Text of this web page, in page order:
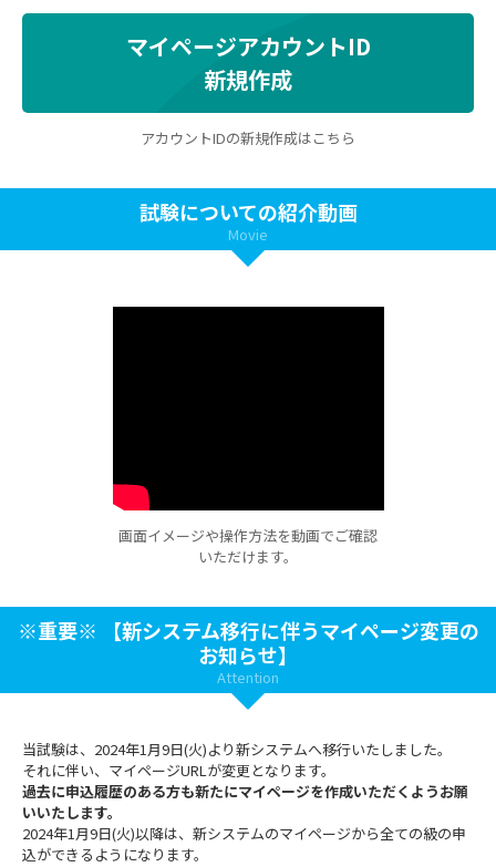
マイページアカウントID
新規作成
アカウントIDの新規作成はこちら
試験についての紹介動画
Movie
画面イメージや操作方法を動画でご確認
いただけます。
※重要※ 【新システム移行に伴うマイページ変更の
お知らせ】
Attention
当試験は、2024年1月9日(火)より新システムへ移行いたしました。
それに伴い、マイページURLが変更となります。
過去に申込履歴のある方も新たにマイページを作成いただくようお願
いいたします。
2024年1月9日(火)以降は、新システムのマイページから全ての級の申
込ができるようになります。